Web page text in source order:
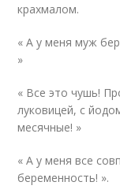
крахмалом.
« А у меня муж
»
« Все это чушь!
луковицей, с
месячные! »
« А у меня все
беременность! ».